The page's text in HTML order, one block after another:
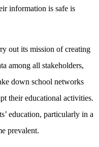
information is safe is
out its mission of creating
among all stakeholders,
down school networks
their educational activities.
education, particularly in a
prevalent.